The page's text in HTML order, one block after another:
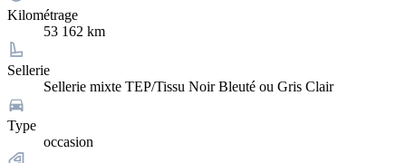
Kilométrage
53 162 km
Sellerie
Sellerie mixte TEP/Tissu Noir Bleuté ou Gris Clair
Type
occasion